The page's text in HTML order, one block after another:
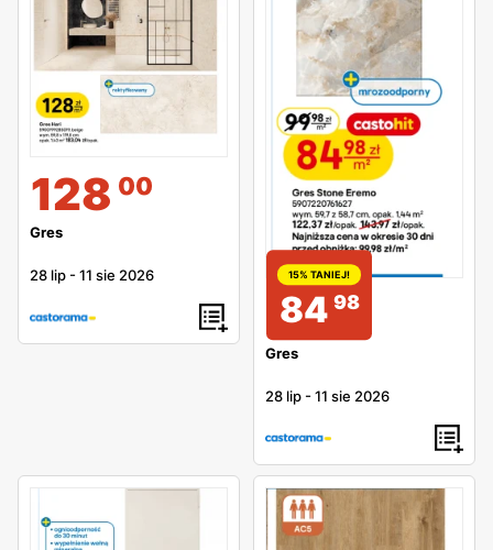
128 00
Gres
28 lip -11 sie 2026 15% TANIEJ!
84 98
Gres
28 lip -11 sie 2026